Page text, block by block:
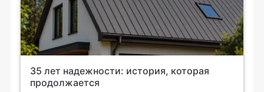
35 лет надежности: история, которая
продолжается